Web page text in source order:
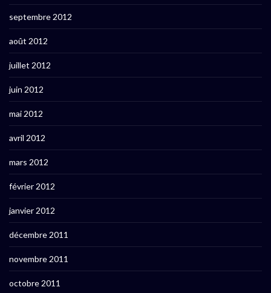
septembre 2012
août 2012
juillet 2012
juin 2012
mai 2012
avril 2012
mars 2012
février 2012
janvier 2012
décembre 2011
novembre 2011
octobre 2011